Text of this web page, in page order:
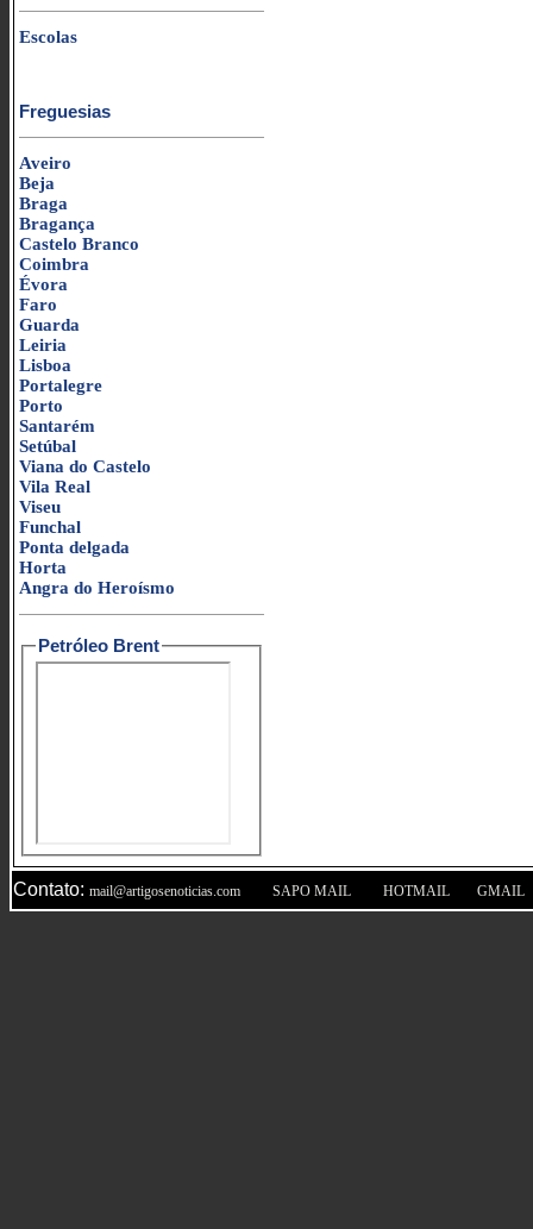
Escolas
Freguesias
Aveiro
Beja
Braga
Bragança
Castelo Branco
Coimbra
Évora
Faro
Guarda
Leiria
Lisboa
Portalegre
Porto
Santarém
Setúbal
Viana do Castelo
Vila Real
Viseu
Funchal
Ponta delgada
Horta
Angra do Heroísmo
Petróleo Brent
Contato: mail@artigosenoticias.com SAPO MAIL HOTMAIL GMAIL